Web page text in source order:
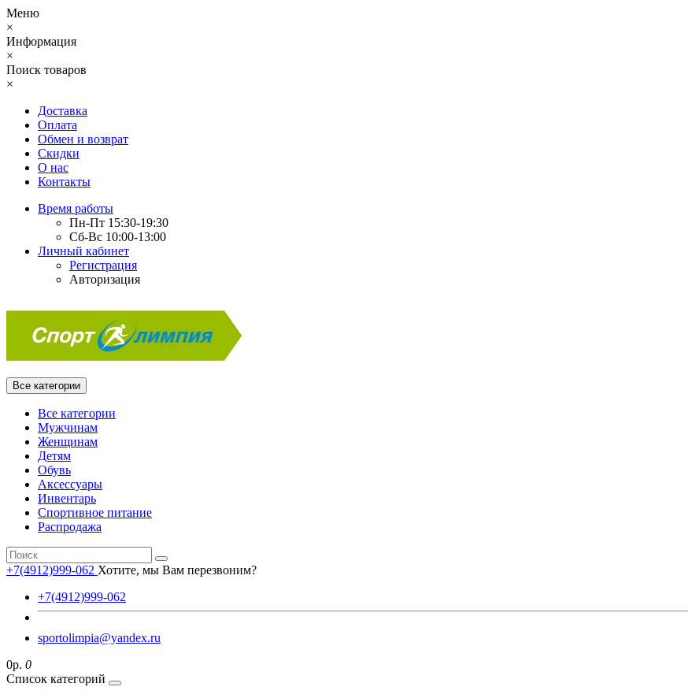
Меню
×
Информация
×
Поиск товаров
×
Доставка
Оплата
Обмен и возврат
Скидки
О нас
Контакты
Время работы
Пн-Пт 15:30-19:30
Сб-Вс 10:00-13:00
Личный кабинет
Регистрация
Авторизация
Все категории
Все категории
Мужчинам
Женщинам
Детям
Обувь
Аксессуары
Инвентарь
Спортивное питание
Распродажа
+7(4912)999-062 Хотите, мы Вам перезвоним?
+7(4912)999-062
sportolimpia@yandex.ru
0р. 0
Список категорий